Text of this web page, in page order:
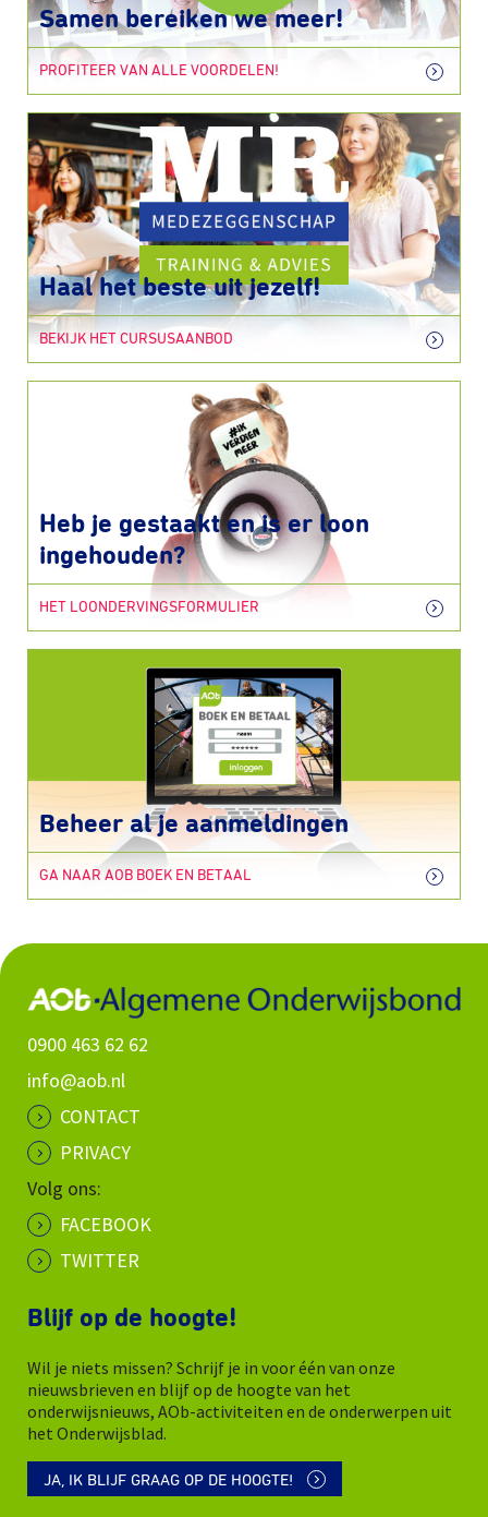
Samen bereiken we meer!
PROFITEER VAN ALLE VOORDELEN!
Haal het beste uit jezelf!
BEKIJK HET CURSUSAANBOD
Heb je gestaakt en is er loon
ingehouden?
HET LOONDERVINGSFORMULIER
Beheer al je aanmeldingen
GA NAAR AOB BOEK EN BETAAL
0900 463 62 62
info@aob.nl
CONTACT
PRIVACY
Volg ons:
FACEBOOK
TWITTER
Blijf op de hoogte!
Wil je niets missen? Schrijf je in voor één van onze
nieuwsbrieven en blijf op de hoogte van het
onderwijsnieuws, AOb-activiteiten en de onderwerpen uit
het Onderwijsblad.
JA, IK BLIJF GRAAG OP DE HOOGTE!